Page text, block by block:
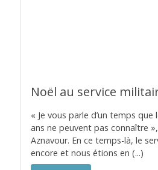
Noël au service
« Je vous parle d’un temps
ans ne peuvent pas connaître
Aznavour. En ce temps-là, le
encore et nous étions en (...)